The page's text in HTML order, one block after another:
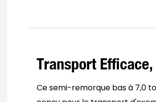
Transport
Ce semi-remorque bas à 7,0